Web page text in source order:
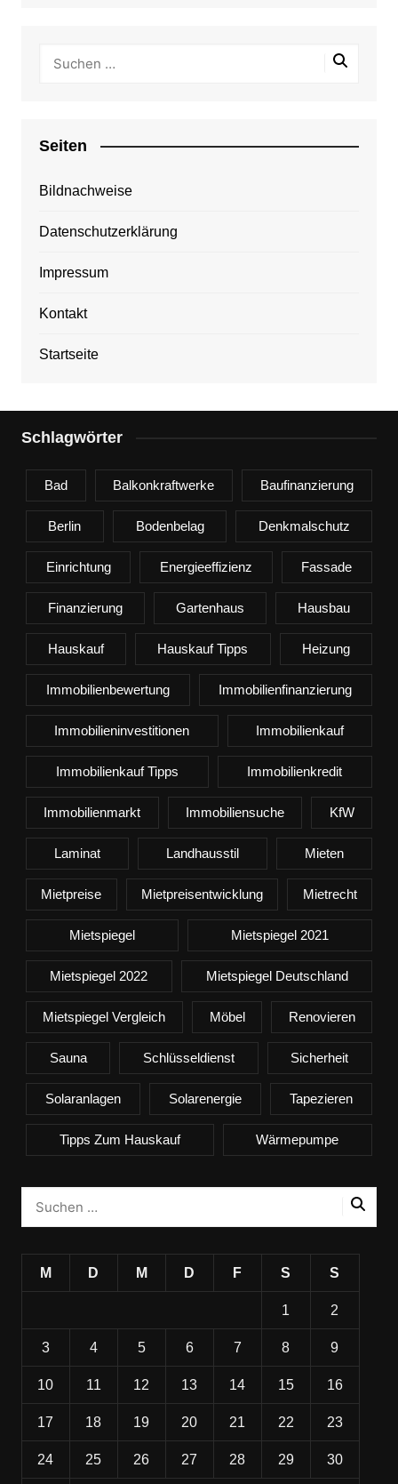
Seiten
Bildnachweise
Datenschutzerklärung
Impressum
Kontakt
Startseite
Schlagwörter
Bad Balkonkraftwerke Baufinanzierung
Berlin Bodenbelag Denkmalschutz
Einrichtung Energieeffizienz Fassade
Finanzierung Gartenhaus Hausbau
Hauskauf Hauskauf Tipps Heizung
Immobilienbewertung Immobilienfinanzierung
Immobilieninvestitionen Immobilienkauf
Immobilienkauf Tipps Immobilienkredit
Immobilienmarkt Immobiliensuche KfW
Laminat Landhausstil Mieten
Mietpreise Mietpreisentwicklung Mietrecht
Mietspiegel Mietspiegel 2021
Mietspiegel 2022 Mietspiegel Deutschland
Mietspiegel Vergleich Möbel Renovieren
Sauna Schlüsseldienst Sicherheit
Solaranlagen Solarenergie Tapezieren
Tipps Zum Hauskauf Wärmepumpe
M D M D F S S
1 2
3 4 5 6 7 8 9
10 11 12 13 14 15 16
17 18 19 20 21 22 23
24 25 26 27 28 29 30